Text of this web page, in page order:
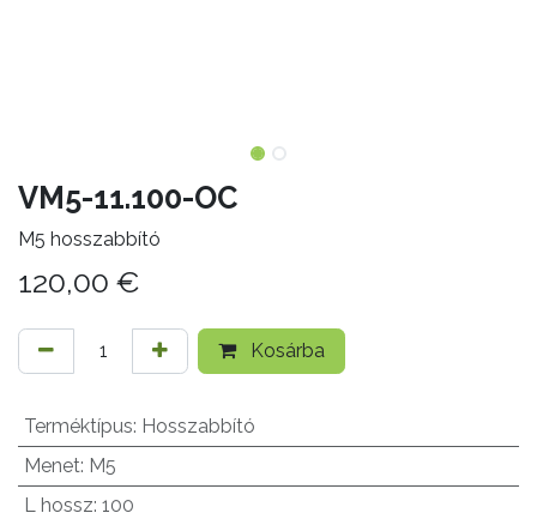
VM5-11.100-OC
M5 hosszabbító
120,00 €
Kosárba
Terméktípus: Hosszabbító
Menet: M5
L hossz: 100